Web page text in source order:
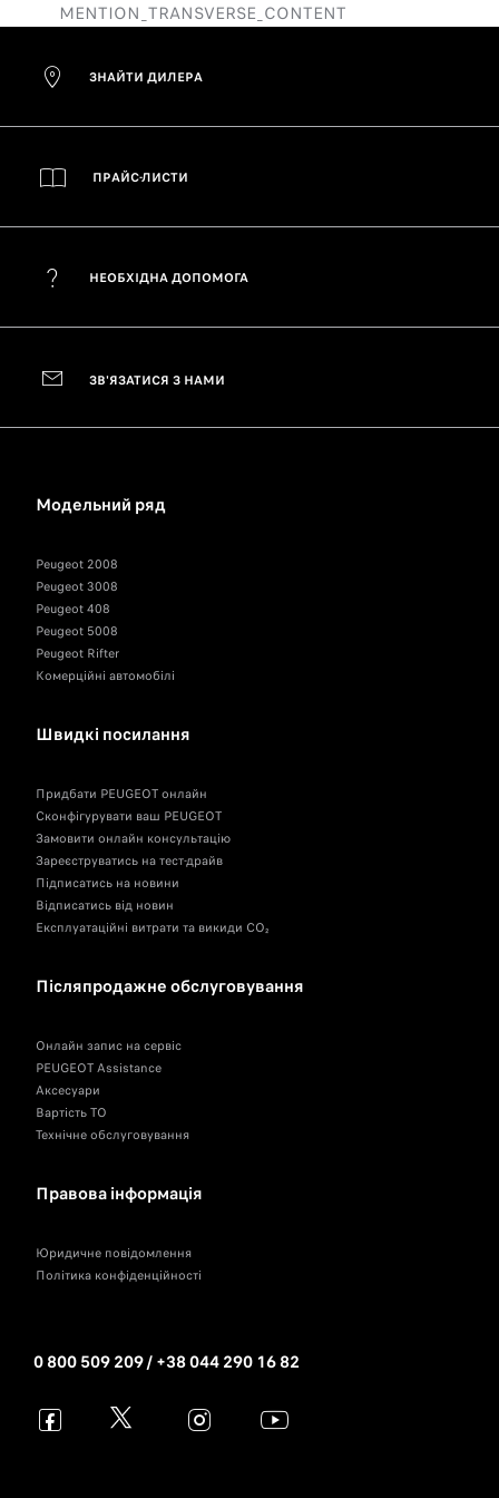
MENTION_TRANSVERSE_CONTENT
ЗНАЙТИ ДИЛЕРА
ПРАЙС-ЛИСТИ
НЕОБХІДНА ДОПОМОГА
ЗВ'ЯЗАТИСЯ З НАМИ
Модельний ряд
Peugeot 2008
Peugeot 3008
Peugeot 408
Peugeot 5008
Peugeot Rifter
Комерційні автомобілі
Швидкі посилання
Придбати PEUGEOT онлайн
Сконфігурувати ваш PEUGEOT
Замовити онлайн консультацію
Зареєструватись на тест-драйв
Підписатись на новини
Відписатись від новин
Експлуатаційні витрати та викиди CO₂
Післяпродажне обслуговування
Онлайн запис на сервіс
PEUGEOT Assistance
Аксесуари
Вартість ТО
Технічне обслуговування
Правова інформація
Юридичне повідомлення
Політика конфіденційності
0 800 509 209 / +38 044 290 16 82